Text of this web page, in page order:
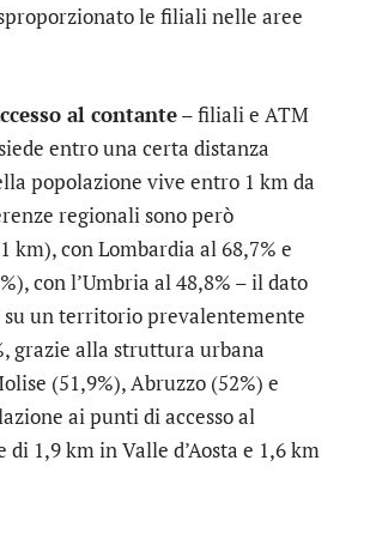
le filiali nelle aree
al contante– filiali e ATM
entro una certa distanza
popolazione vive entro 1 km da
regionali sono però
km), con Lombardia al 68,7% e
con l’Umbria al 48,8% – il dato
su un territorio prevalentemente
grazie alla struttura urbana
(51,9%), Abruzzo (52%) e
ai punti di accesso al
1,9 km in Valle d’Aosta e 1,6 km